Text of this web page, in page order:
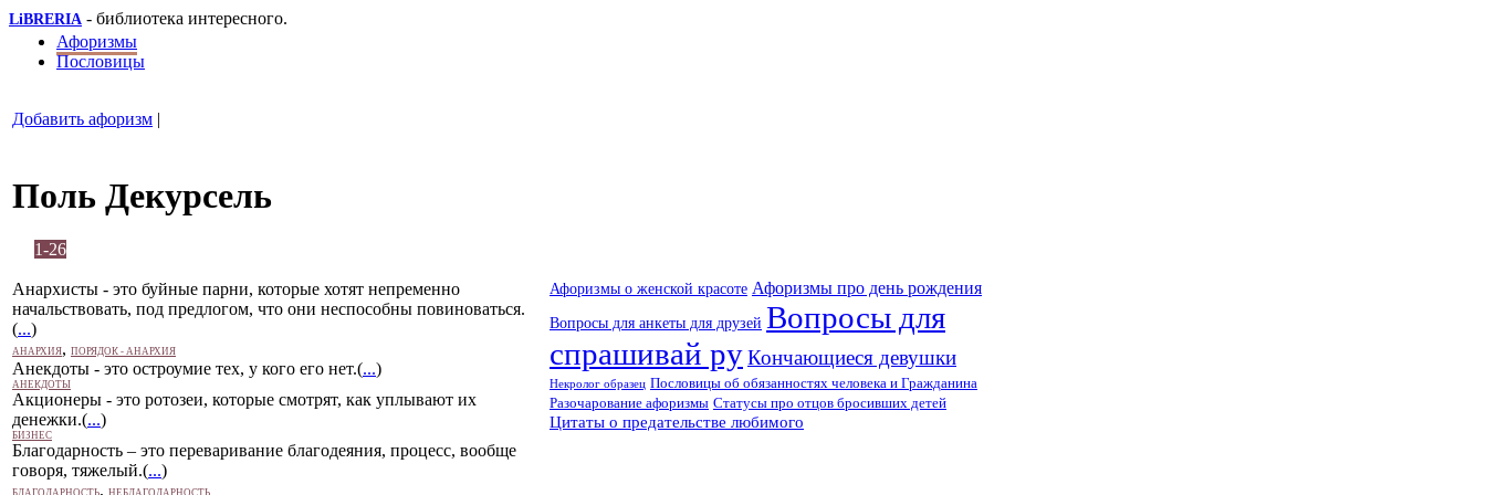
LiBRERIA - библиотека интересного.
Афоризмы
Пословицы
Добавить афоризм |
Поль Декурсель
1-26
Анархисты - это буйные парни, которые хотят непременно
начальствовать, под предлогом, что они неспособны повиноваться.
(...)
АНАРХИЯ, ПОРЯДОК - АНАРХИЯ
Анекдоты - это остроумие тех, у кого его нет.(...)
АНЕКДОТЫ
Акционеры - это ротозеи, которые смотрят, как уплывают их
денежки.(...)
БИЗНЕС
Благодарность – это переваривание благодеяния, процесс, вообще
говоря, тяжелый.(...)
,
Афоризмы о женской красоте Афоризмы про день рождения
Вопросы для анкеты для друзей Вопросы для
спрашивай руКончающиеся девушки
Некролог образец Пословицы об обязанностях человека и Гражданина
Разочарование афоризмы Статусы про отцов бросивших детей
Цитаты о предательстве любимого